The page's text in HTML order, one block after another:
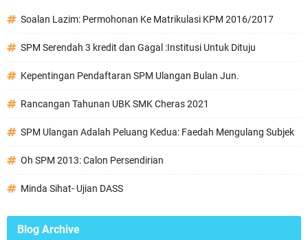
Soalan Lazim: Permohonan Ke Matrikulasi KPM 2016/2017
SPM Serendah 3 kredit dan Gagal :Institusi Untuk Dituju
Kepentingan Pendaftaran SPM Ulangan Bulan Jun.
Rancangan Tahunan UBK SMK Cheras 2021
SPM Ulangan Adalah Peluang Kedua: Faedah Mengulang Subjek
Oh SPM 2013: Calon Persendirian
Minda Sihat- Ujian DASS
Blog Archive